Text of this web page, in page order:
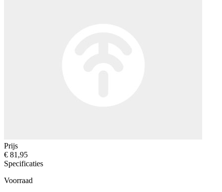
Prijs
€ 81,95
Specificaties
Voorraad